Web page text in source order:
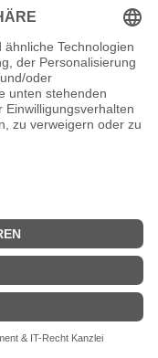
OSS25
27")
Desktop-
Slim